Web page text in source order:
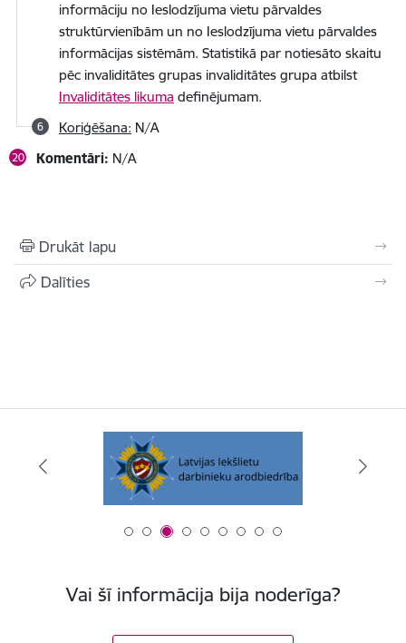
informāciju no Ieslodzījuma vietu pārvaldes
struktūrvienībām un no Ieslodzījuma vietu pārvaldes
informācijas sistēmām. Statistikā par notiesāto skaitu
pēc invaliditātes grupas invaliditātes grupa atbilst
Invaliditātes likuma definējumam.
Koriģēšana: N/A
Komentāri: N/A
Drukāt lapu
Dalīties
Vai šī informācija bija noderīga?